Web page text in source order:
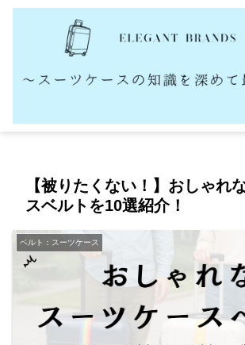
【被りたくない！】おしゃれ
スベルトを10選紹介！
ベルト：スーツケース